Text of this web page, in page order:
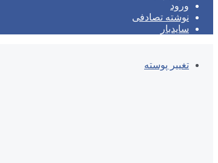
ورود
نوشته تصادفی
سایدبار
تغییر پوسته